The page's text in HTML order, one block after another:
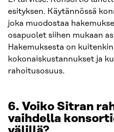
esityksen. Käytännössä
joka muodostaa
osapuolet siihen mukaan
Hakemuksesta on
kokonaiskustannukset ja
rahoitusosuus.
6. Voiko Sitran
vaihdella